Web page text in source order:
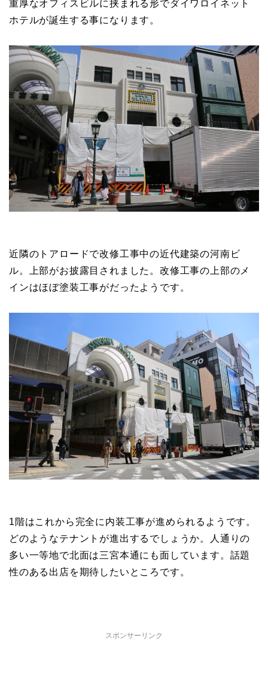
重厚なオフィスビルに挟まれる形でダイワロイネット
ホテルが誕生する事になります。
近隣のトアロードで改修工事中の近代建築の河南ビ
ル。上部がお披露目されました。改修工事の上部のメ
インはほぼ塗装工事がだったようです。
1階はこれから完全に内装工事が進められるようです。
どのようなテナントが進出するでしょうか。人通りの
多い一等地で北面は三宮本通にも面しています。話題
性のある出店を期待したいところです。
スポンサーリンク